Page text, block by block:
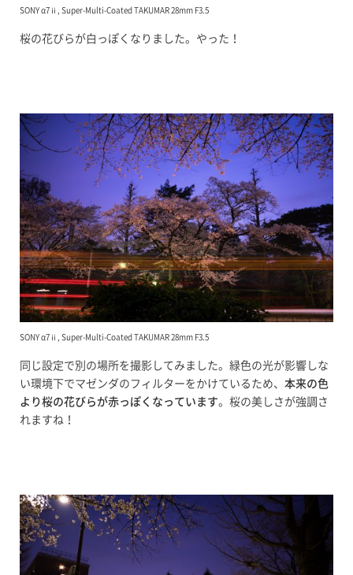
SONY α7ⅱ, Super-Multi-Coated TAKUMAR 28mm F3.5
桜の花びらが白っぽくなりました。やった！
SONY α7ⅱ, Super-Multi-Coated TAKUMAR 28mm F3.5
同じ設定で別の場所を撮影してみました。緑色の光が影響しな
い環境下でマゼンダのフィルターをかけているため、 本来の色
より桜の花びらが赤っぽくなっています。桜の美しさが強調さ
れますね！